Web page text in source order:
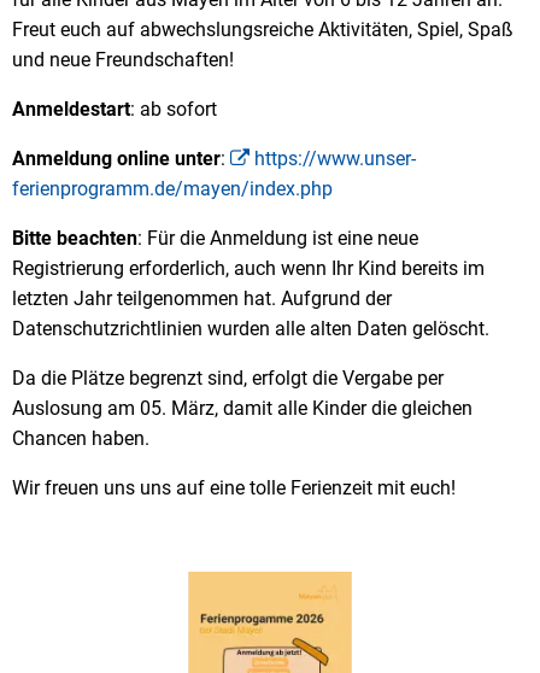
Freut euch auf abwechslungsreiche Aktivitäten, Spiel, Spaß
und neue Freundschaften!
Anmeldestart: ab sofort
Anmeldung online unter:
https://www.unser-
ferienprogramm.de/mayen/index.php
Bitte beachten: Für die Anmeldung ist eine neue
Registrierung erforderlich, auch wenn Ihr Kind bereits im
letzten Jahr teilgenommen hat. Aufgrund der
Datenschutzrichtlinien wurden alle alten Daten gelöscht.
Da die Plätze begrenzt sind, erfolgt die Vergabe per
Auslosung am 05. März, damit alle Kinder die gleichen
Chancen haben.
Wir freuen uns uns auf eine tolle Ferienzeit mit euch!